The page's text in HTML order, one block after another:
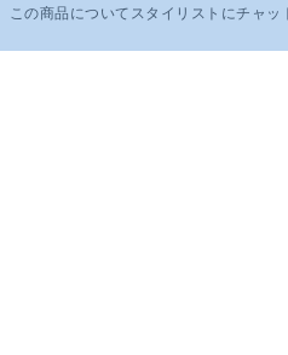
この商品についてスタイリストにチャッ